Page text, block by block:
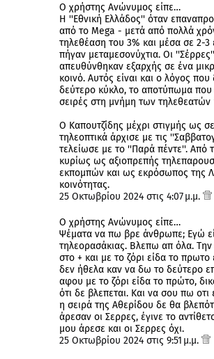
Ο χρήστης Ανώνυμος είπε…
H ''Εθνική Ελλάδος'' όταν
από το Mega - μετά από πολλά
τηλεθέαση του 3% και μέσα σε 2-
πήγαν μεταμεσονύχτια. Οι
απευθύνθηκαν εξαρχής σε ένα
κοινό. Αυτός είναι και ο λόγος
δεύτερο κύκλο, το αποτύπωμα
σειρές στη μνήμη των τηλεθεατών
Ο Καπουτζίδης μέχρι στιγμής ως
τηλεοπτικά άρχισε με τις
τελείωσε με το ''Παρά πέντε''. Από
κυρίως ως αξιοπρεπής
εκπομπών και ως εκρόσωπος της
κοινότητας.
25 Οκτωβρίου 2024 στις 4:07 μ.μ.
Ο χρήστης Ανώνυμος είπε…
Ψέματα να πω βρε άνθρωπε; Εγώ
τηλεορασάκιας. Βλεπω απ όλα. Την
στο + και με το ζόρι είδα το
δεν ήθελα καν να δω το δεύτερο
αφου με το ζόρι είδα το πρώτο,
ότι δε βλεπεται. Και να σου πω οτι
η σειρά της Αθερίδου δε θα
άρεσαν οι Σερρες, έγινε το
μου άρεσε και οι Σερρες όχι.
25 Οκτωβρίου 2024 στις 9:51 μ.μ.